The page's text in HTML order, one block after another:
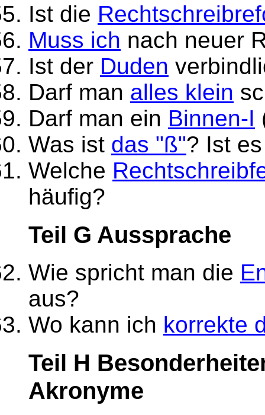
Ist die
Muss ich nach neuer
Ist der Duden
Darf man alles klein
Darf man ein Binnen-I
Was ist das "ß"? Ist
Welche
häufig?
Teil G Aussprache
Wie spricht man die
aus?
Wo kann ich korrekte
Teil H
Akronyme